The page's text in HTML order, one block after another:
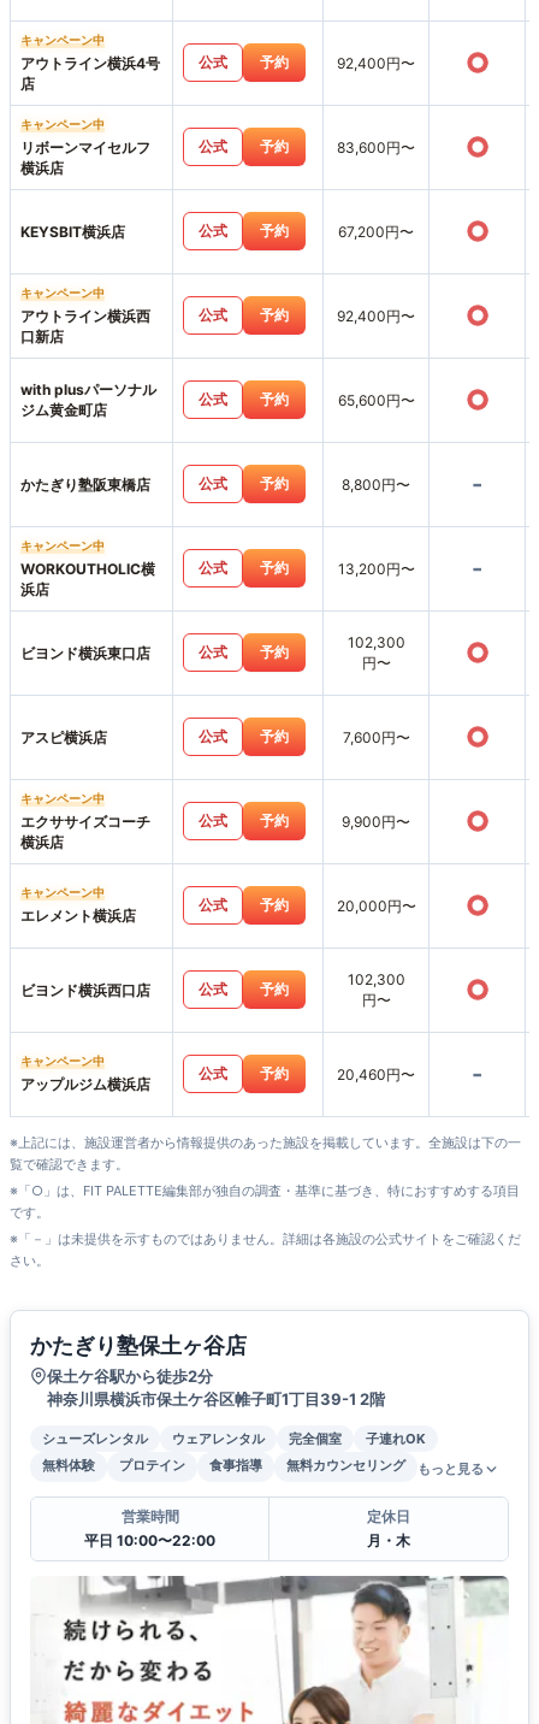
キャンペーン中
アウトライン横浜4号
店
公式 予約 92,400円〜 ○
キャンペーン中
リボーンマイセルフ
横浜店
公式 予約 83,600円〜 ○
KEYSBIT横浜店 公式 予約 67,200円〜 ○
キャンペーン中
アウトライン横浜西
口新店
公式 予約 92,400円〜 ○
with plusパーソナル
ジム黄金町店
公式 予約 65,600円〜 ○
かたぎり塾阪東橋店 公式 予約 8,800円〜 -
キャンペーン中
WORKOUTHOLIC横
浜店
公式 予約 13,200円〜 -
ビヨンド横浜東口店 公式 予約
102,300
円〜
○
アスピ横浜店 公式 予約 7,600円〜 ○
キャンペーン中
エクササイズコーチ
横浜店
公式 予約 9,900円〜 ○
キャンペーン中
エレメント横浜店
公式 予約 20,000円〜 ○
ビヨンド横浜西口店 公式 予約
102,300
円〜
○
キャンペーン中
アップルジム横浜店
公式 予約 20,460円〜 -
※上記には、施設運営者から情報提供のあった施設を掲載しています。全施設は下の一
覧で確認できます。
※「○」は、FIT PALETTE編集部が独自の調査・基準に基づき、特におすすめする項目
です。
※「－」は未提供を示すものではありません。詳細は各施設の公式サイトをご確認くだ
さい。
かたぎり塾保土ヶ谷店
保土ケ谷駅から徒歩2分
神奈川県横浜市保土ケ谷区帷子町1丁目39-1 2階
シューズレンタル ウェアレンタル 完全個室
子連れOK
無料体験
プロテイン 食事指導 無料カウンセリング もっと見る
営業時間
平日 10:00〜22:00
定休日
月・木